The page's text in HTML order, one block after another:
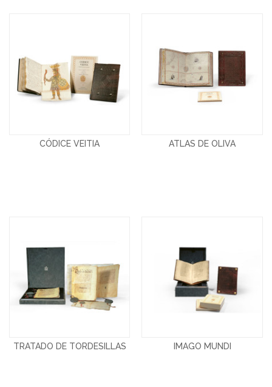
CÓDICE VEITIA ATLAS DE OLIVA
TRATADO DE TORDESILLAS IMAGO MUNDI